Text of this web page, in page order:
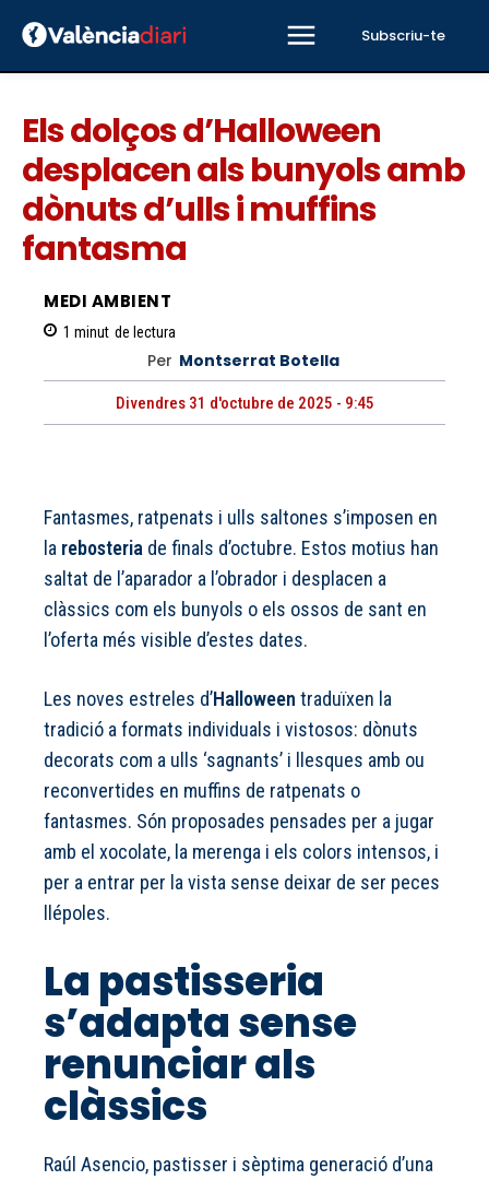
Subscriu-te
Els dolços d’Halloween
desplacen als bunyols amb
dònuts d’ulls i muffins
fantasma
MEDI AMBIENT
1 minut de lectura
Per Montserrat Botella
Divendres 31 d'octubre de 2025 - 9:45
Fantasmes, ratpenats i ulls saltones s’imposen en
la rebosteria de finals d’octubre. Estos motius han
saltat de l’aparador a l’obrador i desplacen a
clàssics com els bunyols o els ossos de sant en
l’oferta més visible d’estes dates.
Les noves estreles d’Halloween traduïxen la
tradició a formats individuals i vistosos: dònuts
decorats com a ulls ‘sagnants’ i llesques amb ou
reconvertides en muffins de ratpenats o
fantasmes. Són proposades pensades per a jugar
amb el xocolate, la merenga i els colors intensos, i
per a entrar per la vista sense deixar de ser peces
llépoles.
La pastisseria
s’adapta sense
renunciar als
clàssics
Raúl Asencio, pastisser i sèptima generació d’una